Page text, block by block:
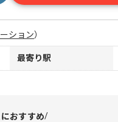
ション）
最寄り駅
おすすめ